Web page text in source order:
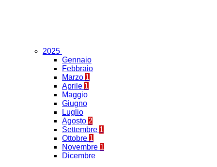
2025
Gennaio
Febbraio
Marzo 1
Aprile 1
Maggio
Giugno
Luglio
Agosto 2
Settembre 1
Ottobre 1
Novembre 1
Dicembre